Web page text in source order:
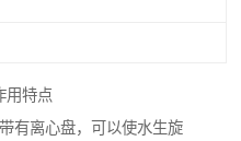
用特点
有离心盘，可以使水生旋